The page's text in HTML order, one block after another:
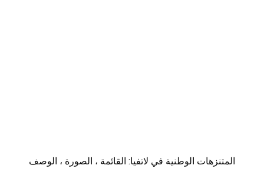
المتنزهات الوطنية في لاتفيا: القائمة ، الصورة ، الوصف